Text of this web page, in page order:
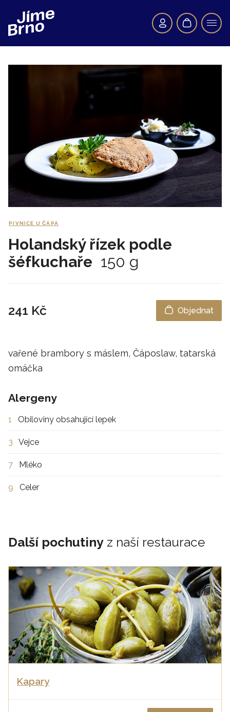
PIVNICE U ČÁPA
Holandský řízek podle
šéfkuchaře 150 g
241 Kč Objednat
vařené brambory s máslem, Čáposlaw, tatarská
omáčka
Alergeny
1 Obiloviny obsahující lepek
3 Vejce
7 Mléko
9 Celer
Další pochutiny z naší restaurace
Kapary